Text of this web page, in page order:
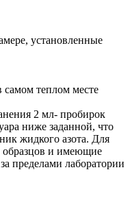
установленные
самом теплом месте
2 мл- пробирок
ниже заданной, что
жидкого азота. Для
образцов и имеющие
пределами лаборатории